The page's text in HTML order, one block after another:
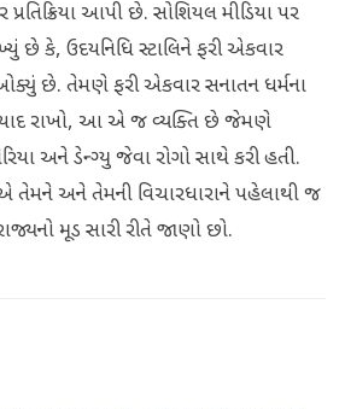
આપી છે. સોશિયલ મીડિયા પર
છે કે, ઉદયનિધિ સ્ટાલિને ફરી એકવાર
છે. તેમણે ફરી એકવાર સનાતન ધર્મના
યાદ રાખો, આ એ જ વ્યક્તિ છે જેમણે
અને ડેન્ગ્યુ જેવા રોગો સાથે કરી હતી.
તેમને અને તેમની વિચારધારાને પહેલાથી જ
મૂડ સારી રીતે જાણો છો.